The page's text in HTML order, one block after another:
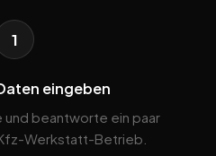
1
eingeben
und beantworte ein paar
Werkstatt-Betrieb.